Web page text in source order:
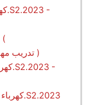
كهرباء.S2.2023 - تدريب مهني بيت جالا / بيت جالا )